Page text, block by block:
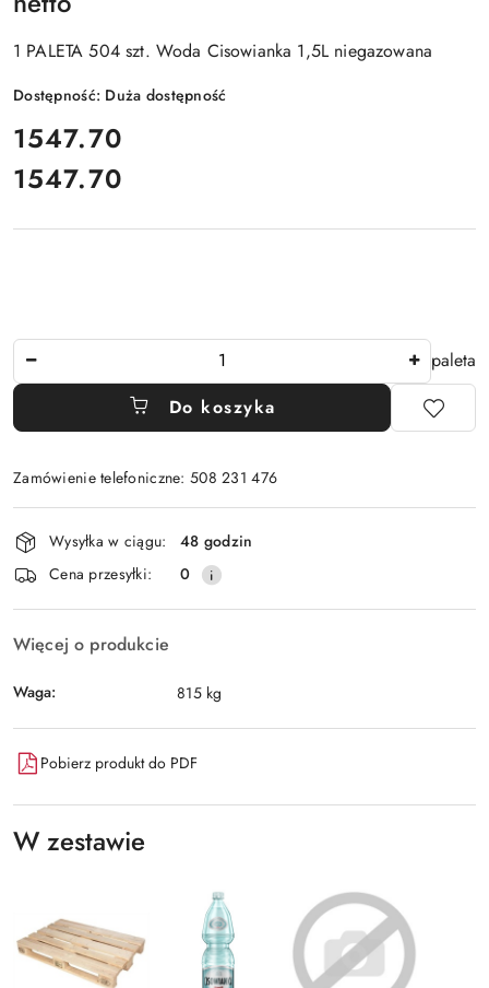
1 PALETA 504 szt. Woda Cisowianka 1,5L niegazowana
Dostępność: Duża dostępność
cena:
1547.70
Cena:
1547.70
paleta
Do koszyka
Zamówienie telefoniczne: 508 231 476
Dostępność
i
dostawa
Wysyłka w ciągu:
48 godzin
Cena przesyłki:
0
Więcej o produkcie
Waga: 815 kg
Pobierz produkt do PDF
W zestawie